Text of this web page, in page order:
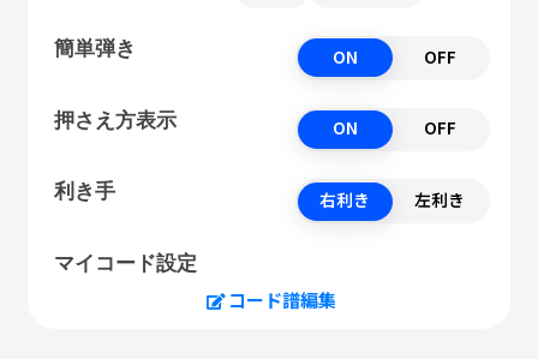
簡単弾き ON OFF
押さえ方表示 ON OFF
利き手 右利き 左利き
マイコード設定
コード譜編集